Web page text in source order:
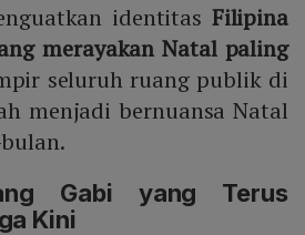
identitas Filipina
merayakan Natal paling
seluruh ruang publik di
menjadi bernuansa Natal
Gabi yang Terus
Kini